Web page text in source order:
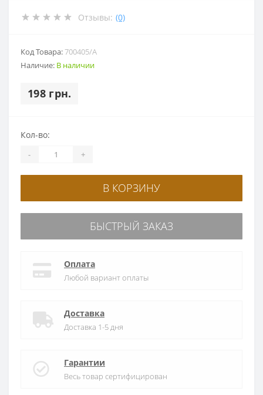
Отзывы: (0)
Код Товара:700405/A
Наличие: В наличии
198 грн.
Кол-во:
- +
В КОРЗИНУ
БЫСТРЫЙ ЗАКАЗ
Оплата
Любой вариант оплаты
Доставка
Доставка 1-5 дня
Гарантии
Весь товар сертифицирован